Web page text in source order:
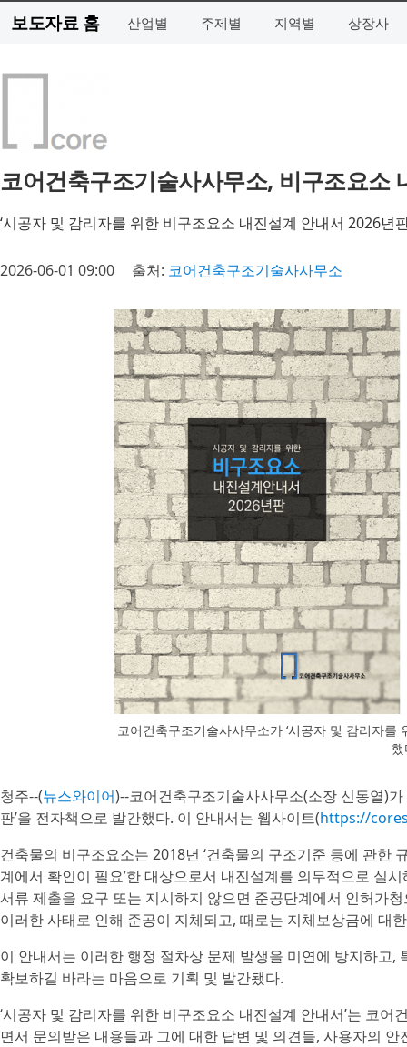
보도자료 홈 산업별 주제별 지역별 상장사
코어건축구조기술사사무소, 비구조요소
‘시공자 및 감리자를 위한 비구조요소 내진설계 안내서 2026년
2026-06-01 09:00 출처: 코어건축구조기술사사무소
코어건축구조기술사사무소가 ‘시공자 및 감리자
청주--(뉴스와이어)--코어건축구조기술사사무소(소장 신동열)
판’을 전자책으로 발간했다. 이 안내서는 웹사이트(https://
건축물의 비구조요소는 2018년 ‘건축물의 구조기준 등에 관한
계에서 확인이 필요’한 대상으로서 내진설계를 의무적으로 실
서류 제출을 요구 또는 지시하지 않으면 준공단계에서 인허가
이러한 사태로 인해 준공이 지체되고, 때로는 지체보상금에 대
이 안내서는 이러한 행정 절차상 문제 발생을 미연에 방지하고
확보하길 바라는 마음으로 기획 및 발간됐다.
‘시공자 및 감리자를 위한 비구조요소 내진설계 안내서’는 코
면서 문의받은 내용들과 그에 대한 답변 및 의견들, 사용자의